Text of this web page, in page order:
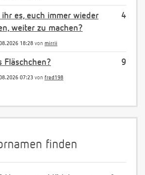
4
es, euch immer wieder
weiter zu machen?
18:28 von mirrii
9
Fläschchen?
07:23 von fred198
finden